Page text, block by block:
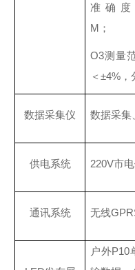
准 确 度
M；
O3测量
＜±4%，
数据采集仪 数据采集
供电系统 220V市
通讯系统 无线
户外P10